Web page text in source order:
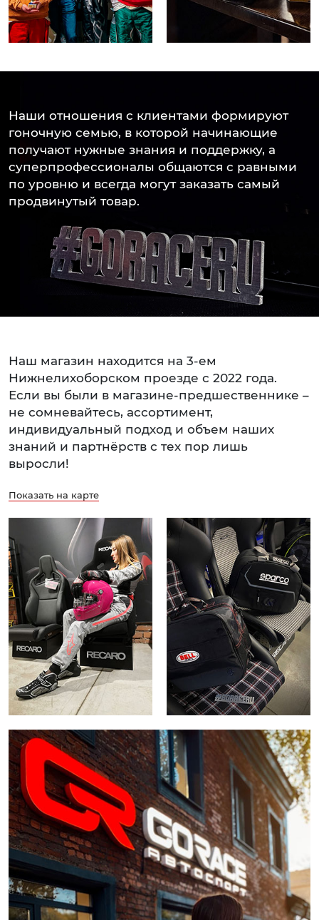
Наши отношения с клиентами формируют
гоночную семью, в которой начинающие
получают нужные знания и поддержку, а
суперпрофессионалы общаются с равными
по уровню и всегда могут заказать самый
продвинутый товар.
Наш магазин находится на 3-ем
Нижнелихоборском проезде с 2022 года.
Если вы были в магазине-предшественнике –
не сомневайтесь, ассортимент,
индивидуальный подход и объем наших
знаний и партнёрств с тех пор лишь
выросли!
Показать на карте